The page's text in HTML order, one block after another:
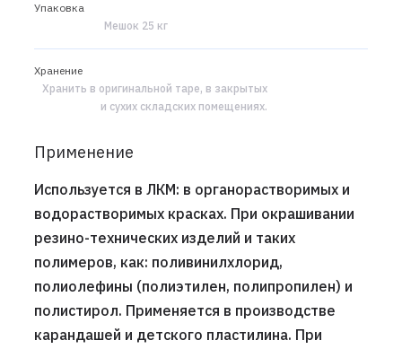
Упаковка
Мешок 25 кг
Хранение
Хранить в оригинальной таре, в закрытых
и сухих складских помещениях.
Применение
Используется в ЛКМ: в органорастворимых и
водорастворимых красках. При окрашивании
резино-технических изделий и таких
полимеров, как: поливинилхлорид,
полиолефины (полиэтилен, полипропилен) и
полистирол. Применяется в производстве
карандашей и детского пластилина. При